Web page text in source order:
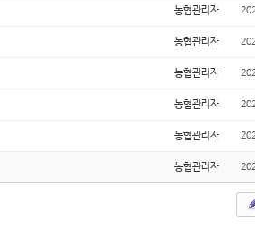
농협관리자
농협관리자
농협관리자
농협관리자
농협관리자
농협관리자